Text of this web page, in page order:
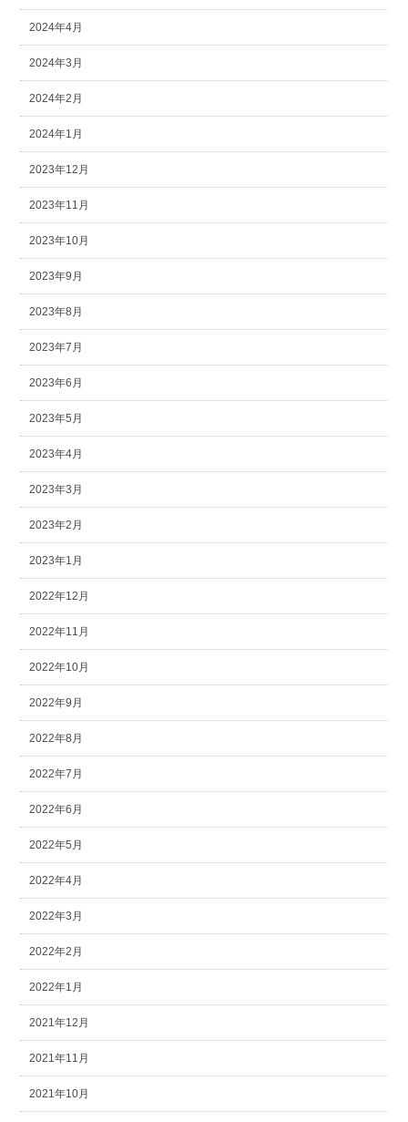
2024年4月
2024年3月
2024年2月
2024年1月
2023年12月
2023年11月
2023年10月
2023年9月
2023年8月
2023年7月
2023年6月
2023年5月
2023年4月
2023年3月
2023年2月
2023年1月
2022年12月
2022年11月
2022年10月
2022年9月
2022年8月
2022年7月
2022年6月
2022年5月
2022年4月
2022年3月
2022年2月
2022年1月
2021年12月
2021年11月
2021年10月